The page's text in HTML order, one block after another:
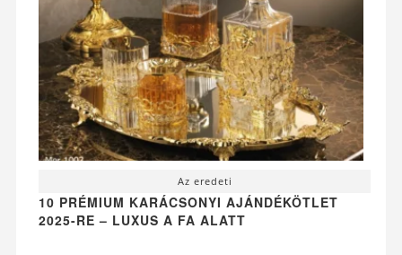
Az eredeti
10 PRÉMIUM KARÁCSONYI AJÁNDÉKÖTLET
2025-RE – LUXUS A FA ALATT